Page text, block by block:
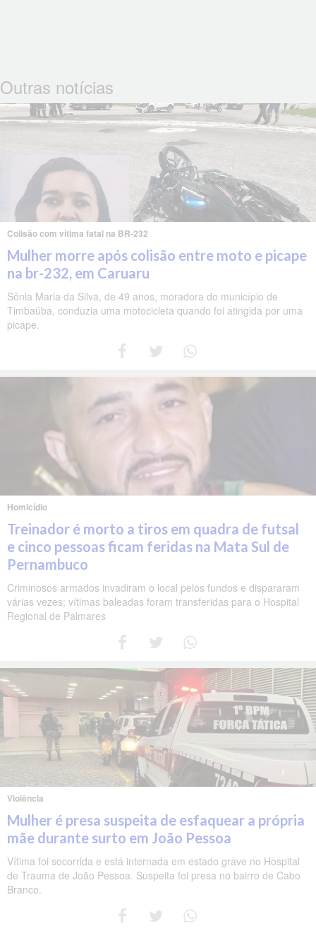
Outras notícias
Colisão com vítima fatal na BR-232
Mulher morre após colisão entre moto e picape
na br-232, em Caruaru
Sônia Maria da Silva, de 49 anos, moradora do município de
Timbaúba, conduzia uma motocicleta quando foi atingida por uma
picape.
Homicídio
Treinador é morto a tiros em quadra de futsal
e cinco pessoas ficam feridas na Mata Sul de
Pernambuco
Criminosos armados invadiram o local pelos fundos e dispararam
várias vezes; vítimas baleadas foram transferidas para o Hospital
Regional de Palmares
Violência
Mulher é presa suspeita de esfaquear a própria
mãe durante surto em João Pessoa
Vítima foi socorrida e está internada em estado grave no Hospital
de Trauma de João Pessoa. Suspeita foi presa no bairro de Cabo
Branco.